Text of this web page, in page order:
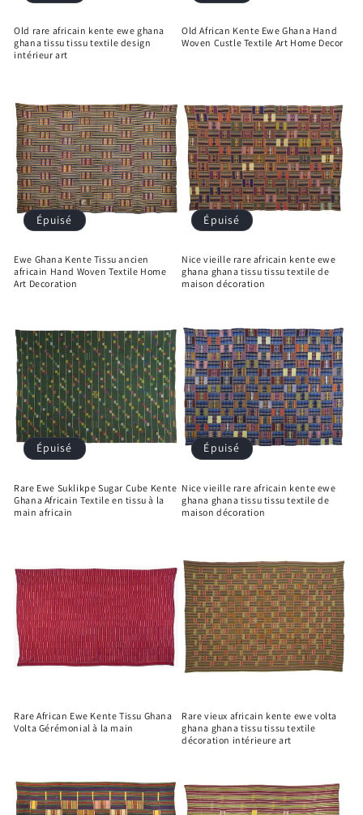
Old rare africain kente ewe ghana
ghana tissu tissu textile design
intérieur art
Old African Kente Ewe Ghana Hand
Woven Custle Textile Art Home Decor
Épuisé
Ewe Ghana Kente Tissu ancien
africain Hand Woven Textile Home
Art Decoration
Épuisé
Nice vieille rare africain kente ewe
ghana ghana tissu tissu textile de
maison décoration
Épuisé
Rare Ewe Suklikpe Sugar Cube Kente
Ghana Africain Textile en tissu à la
main africain
Épuisé
Nice vieille rare africain kente ewe
ghana ghana tissu tissu textile de
maison décoration
Rare African Ewe Kente Tissu Ghana
Volta Gérémonial à la main
Rare vieux africain kente ewe volta
ghana ghana tissu tissu textile
décoration intérieure art